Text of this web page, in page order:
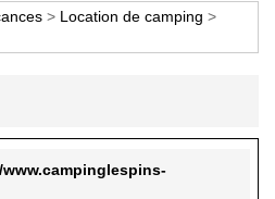
> Location de camping >